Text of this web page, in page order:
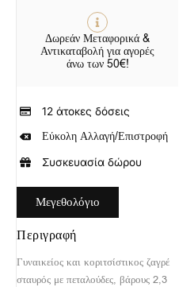
Δωρεάν Μεταφορικά &
Αντικαταβολή για αγορές
άνω των 50€!
12 άτοκες δόσεις
Εύκολη Αλλαγή/Επιστροφή
Συσκευασία δώρου
Μεγεθολόγιο
Περιγραφή
Γυναικείος και κοριτσίστικος ζαγρέ
σταυρός με πεταλούδες, βάρους 2,3